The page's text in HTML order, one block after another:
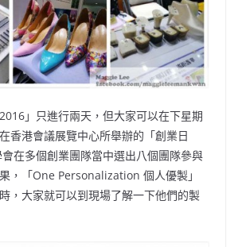
」只進行兩天，但大家可以在下星期
香港會議展覽中心所舉辦的「創業日
在多個創業團隊當中選出八個團隊參與
，「One Personalization 個人優製」
，大家就可以到現場了解一下他們的製